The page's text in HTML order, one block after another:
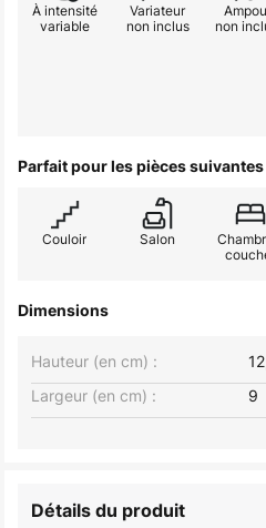
À intensité
variable
Variateur
non inclus
non
Parfait pour les pièces suivantes
Couloir Salon
Dimensions
Largeur (en cm) : 9
Hauteur (en cm) :
Détails du produit